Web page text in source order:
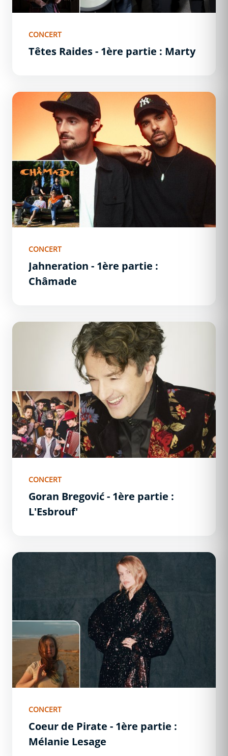
CONCERT
Têtes Raides - 1ère partie : Marty
Jahneration - 1ère partie : Châmade
CONCERT
Jahneration - 1ère partie :
Châmade
Goran Bregović - 1ère partie : L&#039;Esbrouf&#039;
CONCERT
Goran Bregović - 1ère partie :
L'Esbrouf'
Coeur de Pirate - 1ère partie : Mélanie Lesage
CONCERT
Coeur de Pirate - 1ère partie :
Mélanie Lesage